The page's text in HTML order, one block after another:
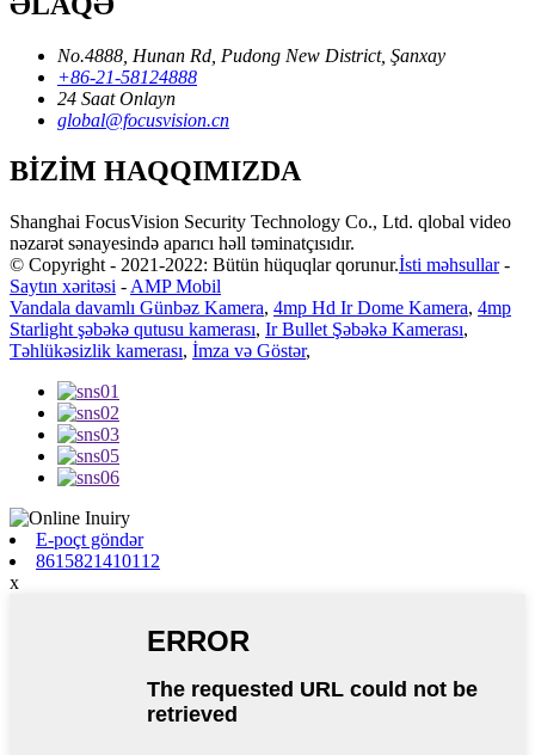
No.4888, Hunan Rd, Pudong New District, Şanxay
+86-21-58124888
24 Saat Onlayn
global@focusvision.cn
BİZİM HAQQIMIZDA
Shanghai FocusVision Security Technology Co., Ltd. qlobal video
nəzarət sənayesində aparıcı həll təminatçısıdır.
© Copyright - 2021-2022: Bütün hüquqlar qorunur.İsti məhsullar-
Saytın xəritəsi - AMP Mobil
Vandala davamlı Günbəz Kamera, 4mp Hd Ir Dome Kamera, 4mp
Starlight şəbəkə qutusu kamerası, Ir Bullet Şəbəkə Kamerası,
Təhlükəsizlik kamerası, İmza və Göstər,
E-poçt göndər
8615821410112
x